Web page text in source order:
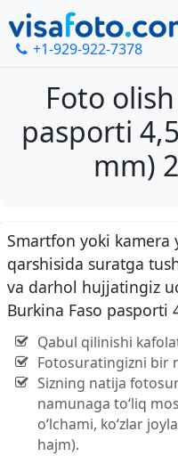
+1-929-922-7378
Foto
pasporti
mm)
Smartfon yoki
qarshisida suratga
va darhol hujjatingiz
Burkina Faso pasporti
Qabul qilinishi
Fotosuratingizni bir
Sizning natija
namunaga to‘liq
o‘lchami, ko‘zlar
hajm).